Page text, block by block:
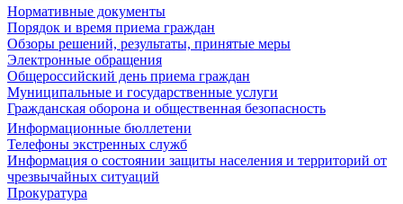
Нормативные документы
Порядок и время приема граждан
Обзоры решений, результаты, принятые меры
Электронные обращения
Общероссийский день приема граждан
Муниципальные и государственные услуги
Гражданская оборона и общественная безопасность
Информационные бюллетени
Телефоны экстренных служб
Информация о состоянии защиты населения и территорий от
чрезвычайных ситуаций
Прокуратура